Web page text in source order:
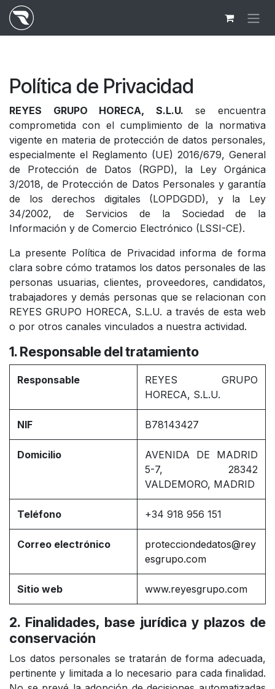
Ir al contenido
Política de Privacidad
REYES GRUPO HORECA, S.L.U. se encuentra
comprometida con el cumplimiento de la normativa
vigente en materia de protección de datos personales,
especialmente el Reglamento (UE) 2016/679, General
de Protección de Datos (RGPD), la Ley Orgánica
3/2018, de Protección de Datos Personales y garantía
de los derechos digitales (LOPDGDD), y la Ley
34/2002, de Servicios de la Sociedad de la
Información y de Comercio Electrónico (LSSI-CE).
La presente Política de Privacidad informa de forma
clara sobre cómo tratamos los datos personales de las
personas usuarias, clientes, proveedores, candidatos,
trabajadores y demás personas que se relacionan con
REYES GRUPO HORECA, S.L.U. a través de esta web
o por otros canales vinculados a nuestra actividad.
1. Responsable del tratamiento
Responsable
REYES GRUPO
HORECA, S.L.U.
NIF B78143427
Domicilio
AVENIDA DE MADRID
5-7, 28342
VALDEMORO, MADRID
Teléfono +34 918 956 151
Correo electrónico
protecciondedatos@rey
esgrupo.com
Sitio web www.reyesgrupo.com
2. Finalidades, base jurídica y plazos de
conservación
Los datos personales se tratarán de forma adecuada,
pertinente y limitada a lo necesario para cada finalidad.